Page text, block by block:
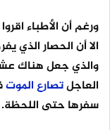
ورغم أن الأطباء
الا أن الحصار الذي
والذي جعل هناك
العاجلتصارعالموت
سفرها حتى اللحظة.